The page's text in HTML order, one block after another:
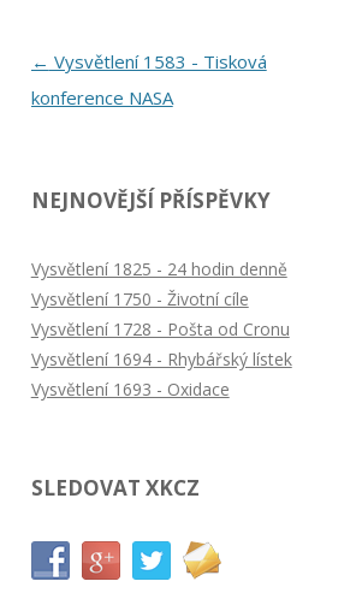
Navigace
pro
← Vysvětlení 1583 - Tisková
konference NASA
NEJNOVĚJŠÍ PŘÍSPĚVKY
Vysvětlení 1825 - 24 hodin denně
Vysvětlení 1750 - Životní cíle
Vysvětlení 1728 - Pošta od Cronu
Vysvětlení 1694 - Rhybářský lístek
Vysvětlení 1693 - Oxidace
SLEDOVAT XKCZ